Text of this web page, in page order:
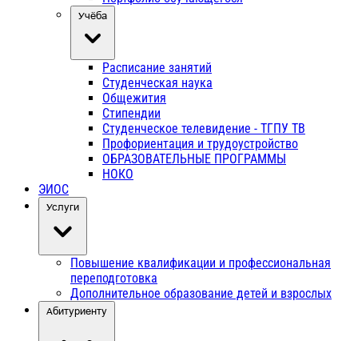
Учёба
Расписание занятий
Студенческая наука
Общежития
Стипендии
Студенческое телевидение - ТГПУ ТВ
Профориентация и трудоустройство
ОБРАЗОВАТЕЛЬНЫЕ ПРОГРАММЫ
НОКО
ЭИОС
Услуги
Повышение квалификации и профессиональная
переподготовка
Дополнительное образование детей и взрослых
Абитуриенту